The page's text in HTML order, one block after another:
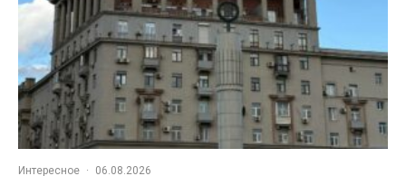
Интересное · 06.08.2026